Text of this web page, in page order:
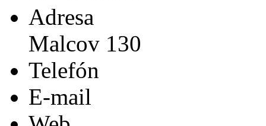
Adresa
Malcov 130
Telefón
E-mail